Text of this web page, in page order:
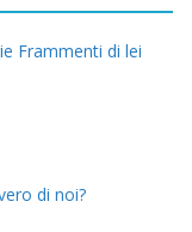
Frammenti di lei
di noi?